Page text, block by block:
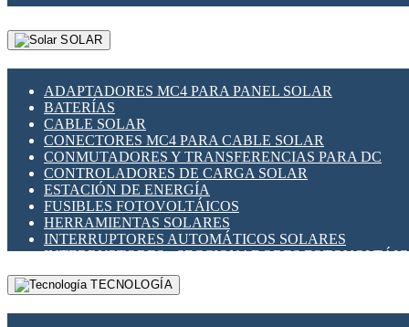
SOLAR
ADAPTADORES MC4 PARA PANEL SOLAR
BATERÍAS
CABLE SOLAR
CONECTORES MC4 PARA CABLE SOLAR
CONMUTADORES Y TRANSFERENCIAS PARA DC
CONTROLADORES DE CARGA SOLAR
ESTACIÓN DE ENERGÍA
FUSIBLES FOTOVOLTÁICOS
HERRAMIENTAS SOLARES
INTERRUPTORES AUTOMÁTICOS SOLARES
INTERRUPTORES - SECCIONADORES
MONTAJE PANEL SOLAR
PORTA FUSIBLES Y SECCIONADORES
TECNOLOGÍA